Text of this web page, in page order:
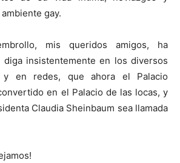
gay.
mis queridos amigos, ha
diga insistentemente en los diversos
y en redes, que ahora el Palacio
en el Palacio de las locas, y
Claudia Sheinbaum sea llamada